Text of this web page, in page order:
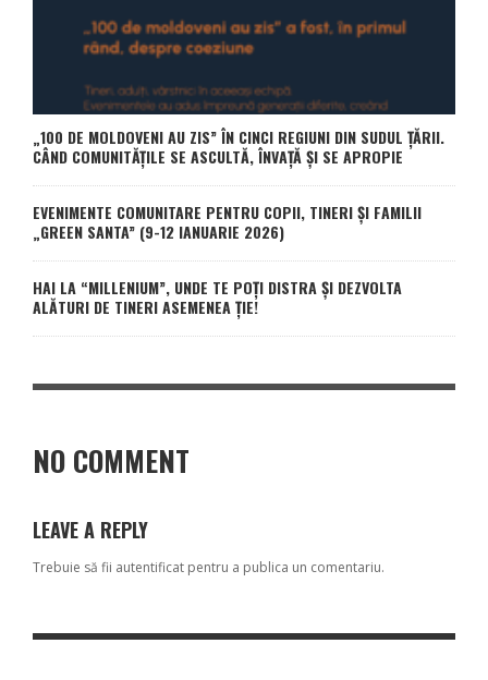
„100 DE MOLDOVENI AU ZIS” ÎN CINCI REGIUNI DIN SUDUL ȚĂRII.
CÂND COMUNITĂȚILE SE ASCULTĂ, ÎNVAȚĂ ȘI SE APROPIE
EVENIMENTE COMUNITARE PENTRU COPII, TINERI ȘI FAMILII
„GREEN SANTA” (9-12 IANUARIE 2026)
HAI LA “MILLENIUM”, UNDE TE POȚI DISTRA ȘI DEZVOLTA
ALĂTURI DE TINERI ASEMENEA ȚIE!
NO COMMENT
LEAVE A REPLY
Trebuie să fii autentificat pentru a publica un comentariu.